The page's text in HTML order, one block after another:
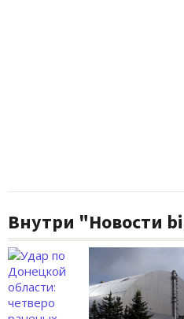
Внутри "Новости